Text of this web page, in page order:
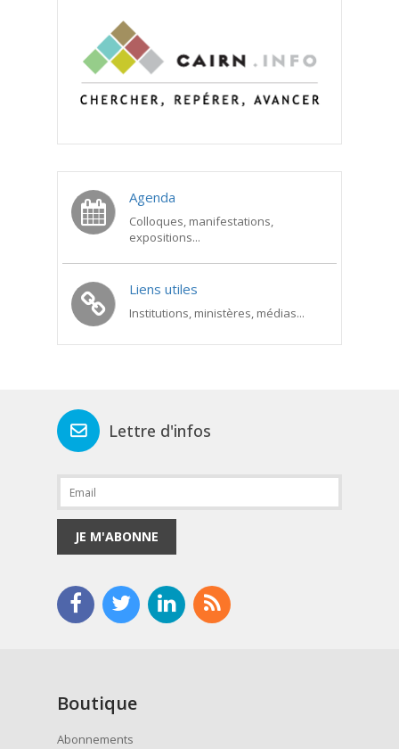
Agenda
Colloques, manifestations,
expositions...
Liens utiles
Institutions, ministères, médias...
Lettre d'infos
JE M'ABONNE
Boutique
Abonnements